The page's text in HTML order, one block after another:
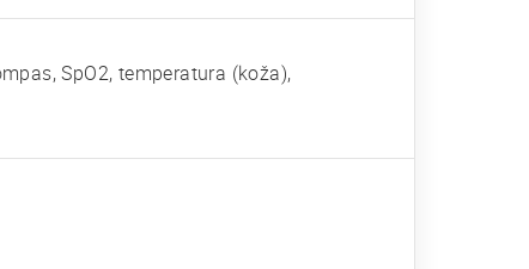
SpO2, temperatura (koža),